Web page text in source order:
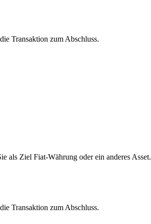
Transaktion zum Abschluss.
als Ziel Fiat-Währung oder ein anderes Asset.
Transaktion zum Abschluss.